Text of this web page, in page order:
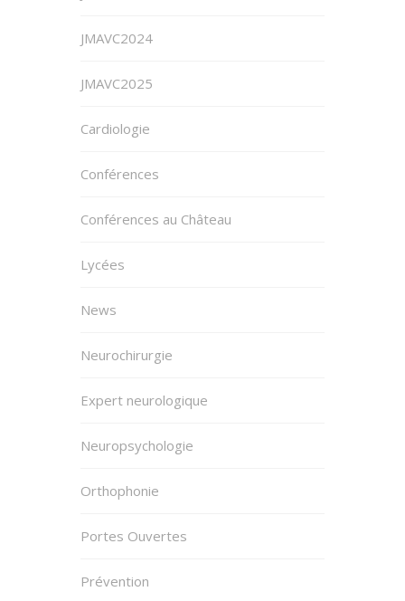
JMAVC2024
JMAVC2025
Cardiologie
Conférences
Conférences au Château
Lycées
News
Neurochirurgie
Expert neurologique
Neuropsychologie
Orthophonie
Portes Ouvertes
Prévention